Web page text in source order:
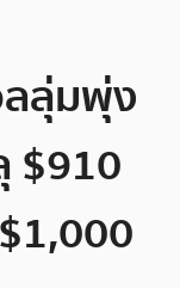
ลลุ่มพุ่ง
$910